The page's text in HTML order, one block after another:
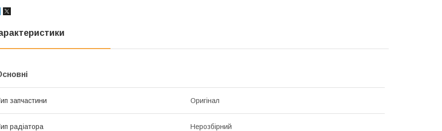
запчастини Оригінал
радіатора Нерозбірний